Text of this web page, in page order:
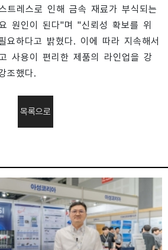
트레스로 인해 금속 재료가 부식되는
원인이 된다"며 "신뢰성 확보를 위
요하다고 밝혔다. 이에 따라 지속해서
사용이 편리한 제품의 라인업을 강
조했다.
목록으로